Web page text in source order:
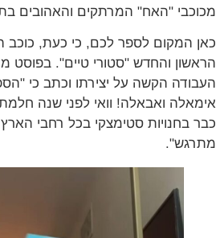
"האח" המרתקים והאהובים
המקום לספר לכם, כי כעת, כוכב
והחדש "סטורי טיים". בפוסט
הקשה על יצירתו וכתב כי "הספר
ואבאלה! וואי לפני שנה חלמתי
בחנויות סטימצקי בכל רחבי הארץ